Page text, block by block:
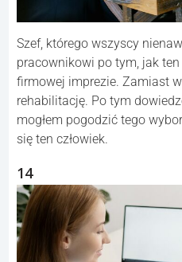
Szef, którego wszyscy
pracownikowi po tym, jak
firmowej imprezie. Zamiast
rehabilitację. Po tym
mogłem pogodzić tego
się ten człowiek.
14